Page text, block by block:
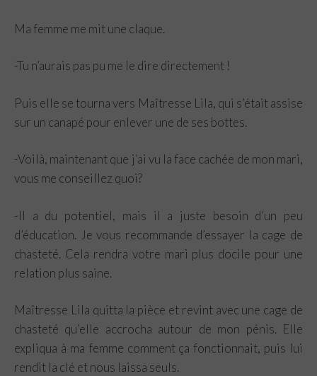
Ma femme me mit une claque.
-Tu n’aurais pas pu me le dire directement !
Puis elle se tourna vers Maîtresse Lila, qui s’était assise
sur un canapé pour enlever une de ses bottes.
-Voilà, maintenant que j’ai vu la face cachée de mon mari,
vous me conseillez quoi?
-Il a du potentiel, mais il a juste besoin d’un peu
d’éducation. Je vous recommande d’essayer la cage de
chasteté. Cela rendra votre mari plus docile pour une
relation plus saine.
Maîtresse Lila quitta la pièce et revint avec une cage de
chasteté qu’elle accrocha autour de mon pénis. Elle
expliqua à ma femme comment ça fonctionnait, puis lui
rendit la clé et nous laissa seuls.